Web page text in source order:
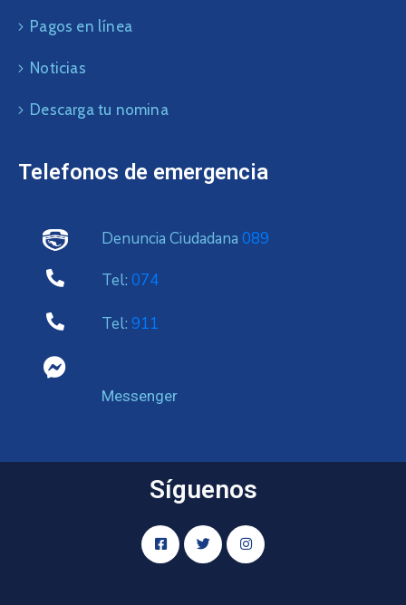
Pagos en línea
Noticias
Descarga tu nomina
Telefonos de emergencia
Denuncia Ciudadana 089
Tel: 074
Tel: 911
Messenger
Síguenos